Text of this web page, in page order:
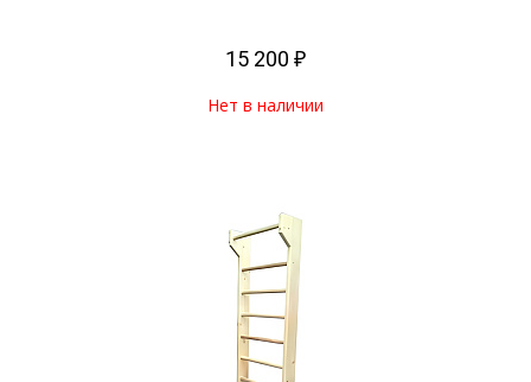
15 200 ₽
Нет в наличии